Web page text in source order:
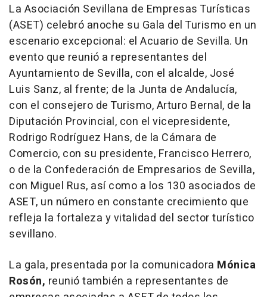
La Asociación Sevillana de Empresas Turísticas
(ASET) celebró anoche su Gala del Turismo en un
escenario excepcional: el Acuario de Sevilla. Un
evento que reunió a representantes del
Ayuntamiento de Sevilla, con el alcalde, José
Luis Sanz, al frente; de la Junta de Andalucía,
con el consejero de Turismo, Arturo Bernal, de la
Diputación Provincial, con el vicepresidente,
Rodrigo Rodríguez Hans, de la Cámara de
Comercio, con su presidente, Francisco Herrero,
o de la Confederación de Empresarios de Sevilla,
con Miguel Rus, así como a los 130 asociados de
ASET, un número en constante crecimiento que
refleja la fortaleza y vitalidad del sector turístico
sevillano.
La gala, presentada por la comunicadora Mónica
Rosón, reunió también a representantes de